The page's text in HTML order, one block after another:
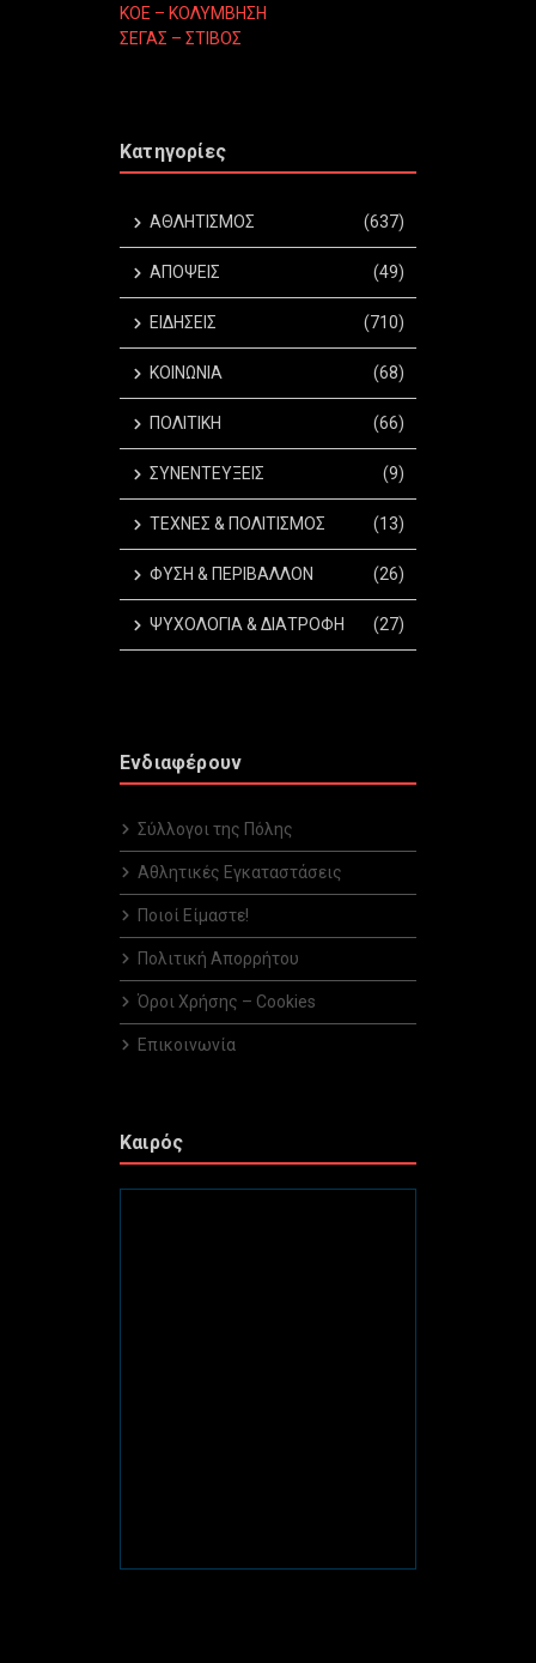
ΚΟΕ – ΚΟΛΥΜΒΗΣΗ
ΣΕΓΑΣ – ΣΤΙΒΟΣ
Κατηγορίες
ΑΘΛΗΤΙΣΜΟΣ (637)
ΑΠΟΨΕΙΣ (49)
ΕΙΔΗΣΕΙΣ (710)
ΚΟΙΝΩΝΙΑ (68)
ΠΟΛΙΤΙΚΗ (66)
ΣΥΝΕΝΤΕΥΞΕΙΣ (9)
ΤΕΧΝΕΣ & ΠΟΛΙΤΙΣΜΟΣ (13)
ΦΥΣΗ & ΠΕΡΙΒΑΛΛΟΝ (26)
ΨΥΧΟΛΟΓΙΑ & ΔΙΑΤΡΟΦΗ (27)
Ενδιαφέρουν
Σύλλογοι της Πόλης
Αθλητικές Εγκαταστάσεις
Ποιοί Είμαστε!
Πολιτική Απορρήτου
Όροι Χρήσης – Cookies
Επικοινωνία
Καιρός